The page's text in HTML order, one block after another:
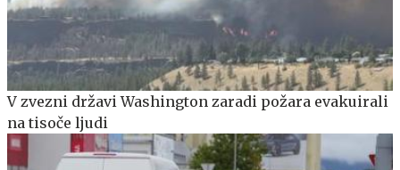
V zvezni državi Washington zaradi požara evakuirali
na tisoče ljudi